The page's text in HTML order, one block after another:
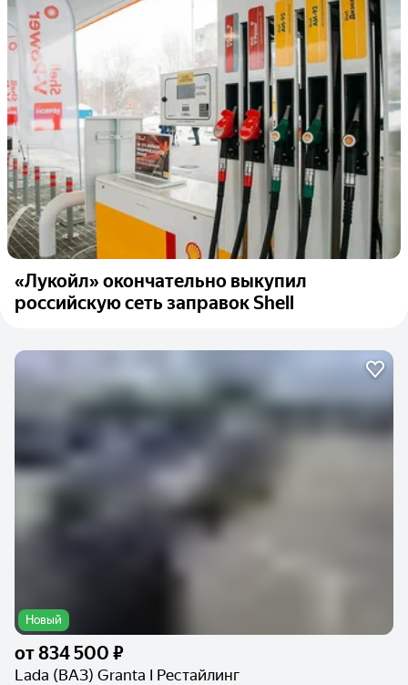
«Лукойл» окончательно выкупил
российскую сеть заправок Shell
Новый
от834 500 ₽
Lada (ВАЗ) Granta I Рестайлинг